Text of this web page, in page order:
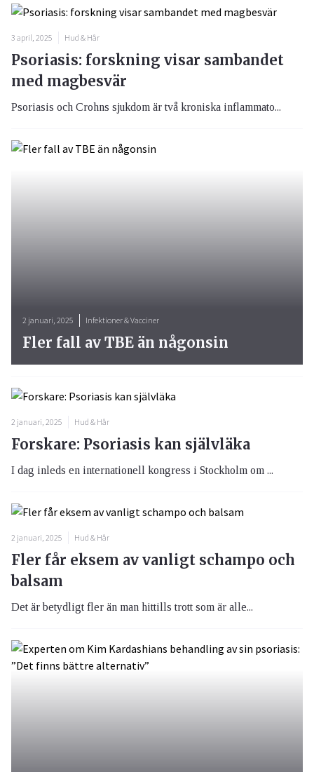
3 april, 2025 Hud & Hår
Psoriasis: forskning visar sambandet
med magbesvär
Psoriasis och Crohns sjukdom är två kroniska inflammato...
2 januari, 2025 Hud & Hår
Forskare: Psoriasis kan självläka
I dag inleds en internationell kongress i Stockholm om ...
2 januari, 2025 Hud & Hår
Fler får eksem av vanligt schampo och
balsam
Det är betydligt fler än man hittills trott som är alle...
2 januari, 2025 Infektioner & Vacciner
Fler fall av TBE än någonsin